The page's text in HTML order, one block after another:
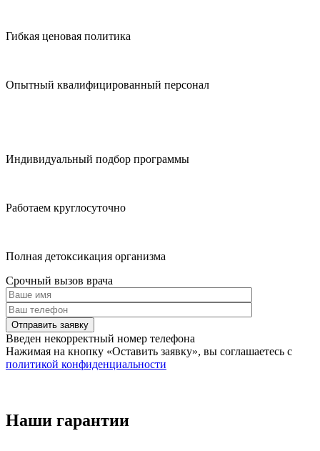
Гибкая ценовая политика
Опытный квалифицированный персонал
Индивидуальный подбор программы
Работаем круглосуточно
Полная детоксикация организма
Срочный вызов врача
Отправить заявку
Введен некорректный номер телефона
Нажимая на кнопку «Оставить заявку», вы соглашаетесь с
политикой конфиденциальности
Наши гарантии